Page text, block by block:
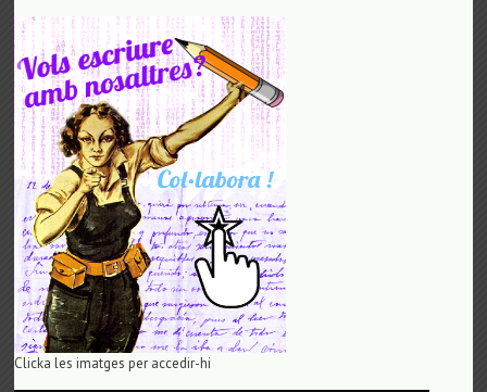
Clicka les imatges per accedir-hi